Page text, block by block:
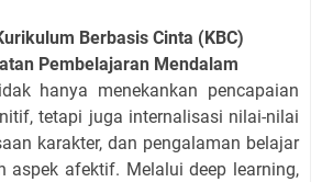
Berbasis Cinta (KBC)
Pembelajaran Mendalam
hanya menekankan pencapaian
tetapi juga internalisasi nilai-nilai
karakter, dan pengalaman belajar
aspek afektif. Melalui deep learning,